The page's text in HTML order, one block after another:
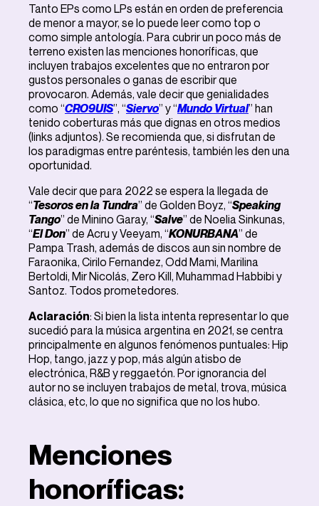
Tanto EPs como LPs están en orden de preferencia
de menor a mayor, se lo puede leer como top o
como simple antología. Para cubrir un poco más de
terreno existen las menciones honoríficas, que
incluyen trabajos excelentes que no entraron por
gustos personales o ganas de escribir que
provocaron. Además, vale decir que genialidades
como “CRO9UIS”, “Siervo” y “Mundo Virtual” han
tenido coberturas más que dignas en otros medios
(links adjuntos). Se recomienda que, si disfrutan de
los paradigmas entre paréntesis, también les den una
oportunidad.
Vale decir que para 2022 se espera la llegada de
“Tesoros en la Tundra” de Golden Boyz, “Speaking
Tango” de Minino Garay, “Salve” de Noelia Sinkunas,
“El Don” de Acru y Veeyam, “KONURBANA” de
Pampa Trash, además de discos aun sin nombre de
Faraonika, Cirilo Fernandez, Odd Mami, Marilina
Bertoldi, Mir Nicolás, Zero Kill, Muhammad Habbibi y
Santoz. Todos prometedores.
Aclaración: Si bien la lista intenta representar lo que
sucedió para la música argentina en 2021, se centra
principalmente en algunos fenómenos puntuales: Hip
Hop, tango, jazz y pop, más algún atisbo de
electrónica, R&B y reggaetón. Por ignorancia del
autor no se incluyen trabajos de metal, trova, música
clásica, etc, lo que no significa que no los hubo.
Menciones
honoríficas: